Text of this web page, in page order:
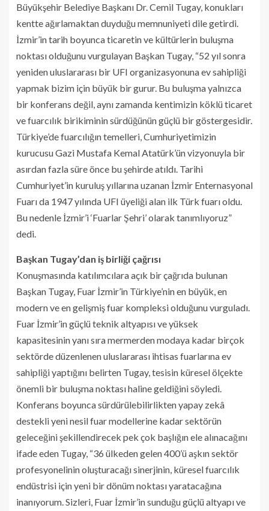
Büyükşehir Belediye Başkanı Dr. Cemil Tugay, konukları
kentte ağırlamaktan duyduğu memnuniyeti dile getirdi.
İzmir’in tarih boyunca ticaretin ve kültürlerin buluşma
noktası olduğunu vurgulayan Başkan Tugay, “52 yıl sonra
yeniden uluslararası bir UFI organizasyonuna ev sahipliği
yapmak bizim için büyük bir gurur. Bu buluşma yalnızca
bir konferans değil, aynı zamanda kentimizin köklü ticaret
ve fuarcılık birikiminin sürdüğünün güçlü bir göstergesidir.
Türkiye’de fuarcılığın temelleri, Cumhuriyetimizin
kurucusu Gazi Mustafa Kemal Atatürk’ün vizyonuyla bir
asırdan fazla süre önce bu şehirde atıldı. Tarihi
Cumhuriyet’in kuruluş yıllarına uzanan İzmir Enternasyonal
Fuarı da 1947 yılında UFI üyeliği alan ilk Türk fuarı oldu.
Bu nedenle İzmir’i ‘Fuarlar Şehri’ olarak tanımlıyoruz”
dedi.
Başkan Tugay’dan iş birliği çağrısı
Konuşmasında katılımcılara açık bir çağrıda bulunan
Başkan Tugay, Fuar İzmir’in Türkiye’nin en büyük, en
modern ve en gelişmiş fuar kompleksi olduğunu vurguladı.
Fuar İzmir’in güçlü teknik altyapısı ve yüksek
kapasitesinin yanı sıra mermerden modaya kadar birçok
sektörde düzenlenen uluslararası ihtisas fuarlarına ev
sahipliği yaptığını belirten Tugay, tesisin küresel ölçekte
önemli bir buluşma noktası haline geldiğini söyledi.
Konferans boyunca sürdürülebilirlikten yapay zekâ
destekli yeni nesil fuar modellerine kadar sektörün
geleceğini şekillendirecek pek çok başlığın ele alınacağını
ifade eden Tugay, “36 ülkeden gelen 400’ü aşkın sektör
profesyonelinin oluşturacağı sinerjinin, küresel fuarcılık
endüstrisi için yeni bir dönüm noktası yaratacağına
inanıyorum. Sizleri, Fuar İzmir’in sunduğu güçlü altyapı ve